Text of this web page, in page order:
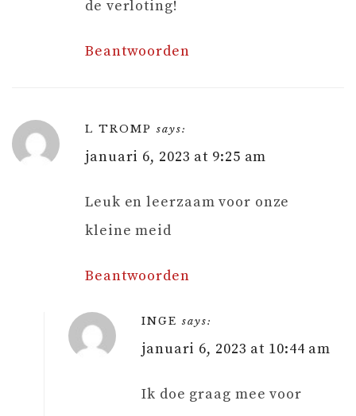
de verloting!
Beantwoorden
L TROMP says:
januari 6, 2023 at 9:25 am
Leuk en leerzaam voor onze
kleine meid
Beantwoorden
INGE says:
januari 6, 2023 at 10:44 am
Ik doe graag mee voor